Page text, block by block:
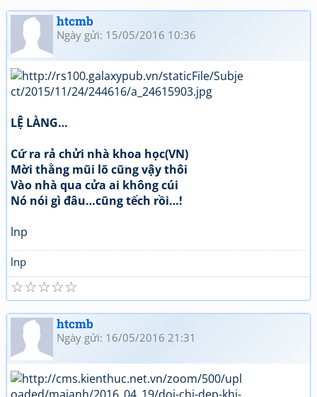
htcmb
Ngày gửi: 15/05/2016 10:36
LỆ LÀNG…
Cứ ra rả chửi nhà khoa học(VN)
Mời thằng mũi lõ cũng vậy thôi
Vào nhà qua cửa ai không cúi
Nó nói gì đâu…cũng tếch rồi…!
lnp
lnp
☆
☆
☆
☆
☆
htcmb
Ngày gửi: 16/05/2016 21:31